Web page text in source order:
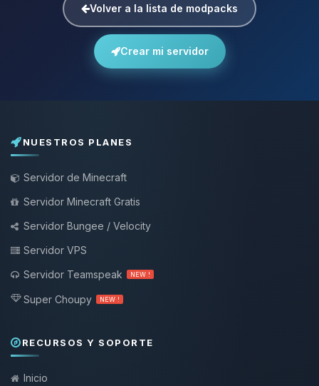
Volver a la lista de modpacks
Crear mi servidor
NUESTROS PLANES
Servidor de Minecraft
Servidor Minecraft Gratis
Servidor Bungee / Velocity
Servidor VPS
Servidor Teamspeak
NEW !
Super Choupy NEW !
RECURSOS Y SOPORTE
Inicio